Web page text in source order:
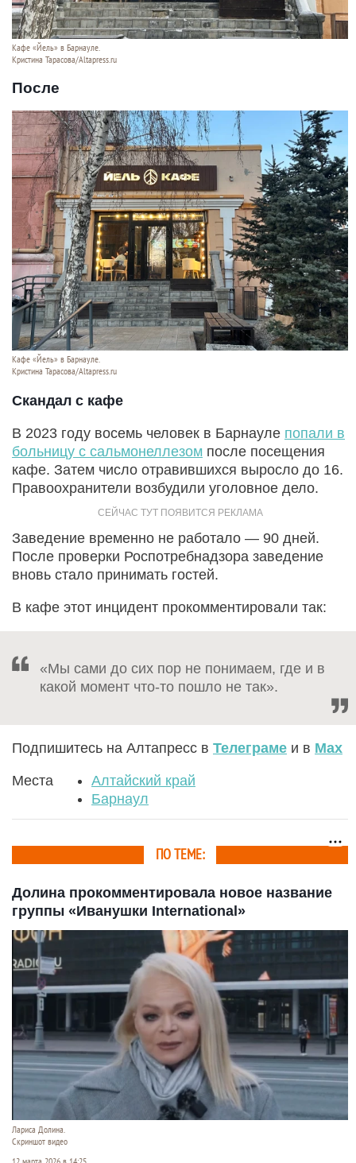
Кафе «Йель» в Барнауле.
Кристина Тарасова/Altapress.ru
После
Кафе «Йель» в Барнауле.
Кристина Тарасова/Altapress.ru
Скандал с кафе
В 2023 году восемь человек в Барнауле попали в
больницу с сальмонеллезом после посещения
кафе. Затем число отравившихся выросло до 16.
Правоохранители возбудили уголовное дело.
Заведение временно не работало — 90 дней.
После проверки Роспотребнадзора заведение
вновь стало принимать гостей.
В кафе этот инцидент прокомментировали так:
«Мы сами до сих пор не понимаем, где и в
какой момент что-то пошло не так».
Подпишитесь на Алтапресс в Телеграме и в Max
Места
Алтайский край
Барнаул
ПО ТЕМЕ:
Долина прокомментировала новое название
группы «Иванушки International»
Лариса Долина.
Скриншот видео